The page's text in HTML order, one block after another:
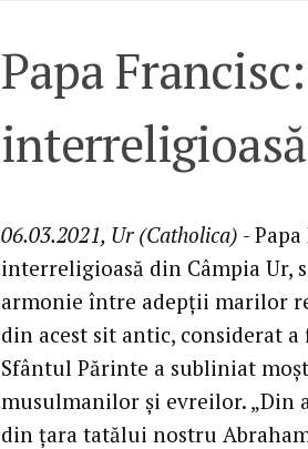
Papa
06.03.2021, Ur (Catholica) -
interreligioasă din Câmpia Ur,
armonie între adepții marilor
din acest sit antic, considerat
Sfântul Părinte a subliniat
musulmanilor și evreilor. „Din
din țara tatălui nostru